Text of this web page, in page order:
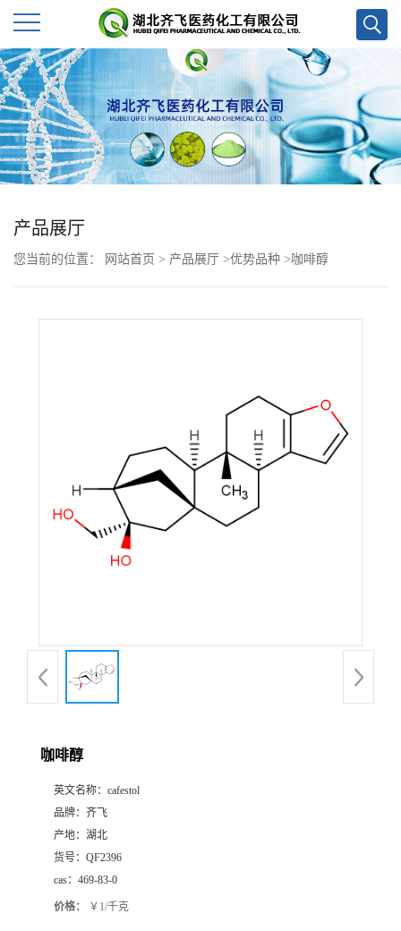
公
司
首
品
产品展厅
您当前的位置： 网站首页 > 产品展厅 >优势品种 >咖啡醇
咖啡醇
英文名称： cafestol
品牌： 齐飞
产地： 湖北
货号： QF2396
cas： 469-83-0
价格： ￥1/千克